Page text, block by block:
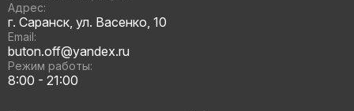
Адрес:
г. Саранск, ул. Васенко, 10
Email:
buton.off@yandex.ru
Режим работы:
8:00 - 21:00